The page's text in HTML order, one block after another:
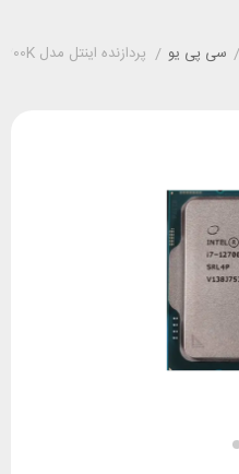
/ سی پی یو / پردازنده اینتل مدل Core i7-12700K